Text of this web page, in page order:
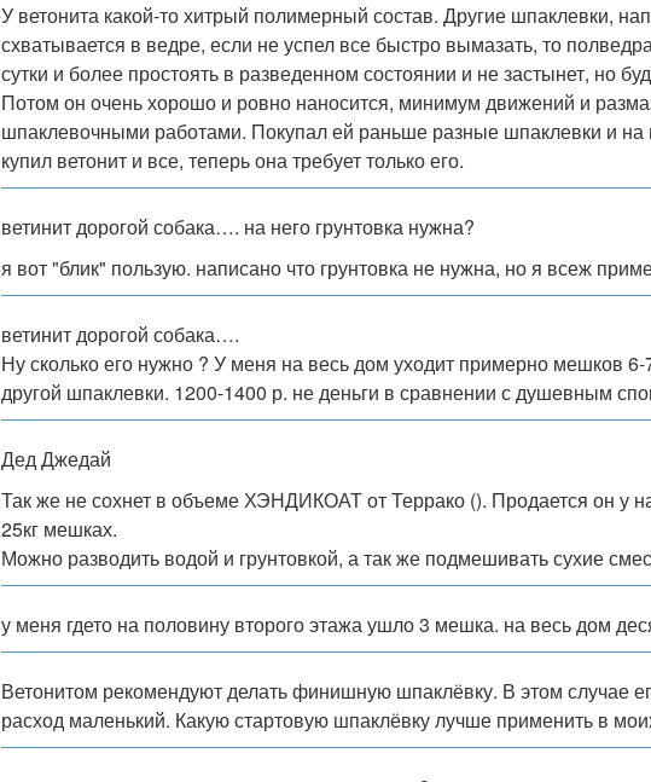
У ветонита какой-то хитрый полимерный состав. Другие шпаклевки,
схватывается в ведре, если не успел все быстро вымазать, то
сутки и более простоять в разведенном состоянии и не застынет, но
Потом он очень хорошо и ровно наносится, минимум движений и
шпаклевочными работами. Покупал ей раньше разные шпаклевки и на
купил ветонит и все, теперь она требует только его.
ветинит дорогой собака…. на него грунтовка нужна?
я вот "блик" пользую. написано что грунтовка не нужна, но я всеж
ветинит дорогой собака….
Ну сколько его нужно ? У меня на весь дом уходит примерно мешков
другой шпаклевки. 1200-1400 р. не деньги в сравнении с душевным
Дед Джедай
Так же не сохнет в объеме ХЭНДИКОАТ от Террако (). Продается он у
25кг мешках.
Можно разводить водой и грунтовкой, а так же подмешивать сухие
у меня гдето на половину второго этажа ушло 3 мешка. на весь дом
Ветонитом рекомендуют делать финишную шпаклёвку. В этом случае
расход маленький. Какую стартовую шпаклёвку лучше применить в